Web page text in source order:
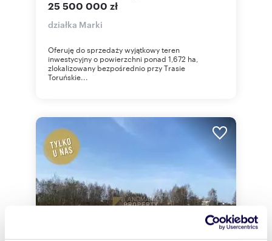
25 500 000 zł
działka Marki
Oferuję do sprzedaży wyjątkowy teren
inwestycyjny o powierzchni ponad 1,672 ha,
zlokalizowany bezpośrednio przy Trasie
Toruńskie...